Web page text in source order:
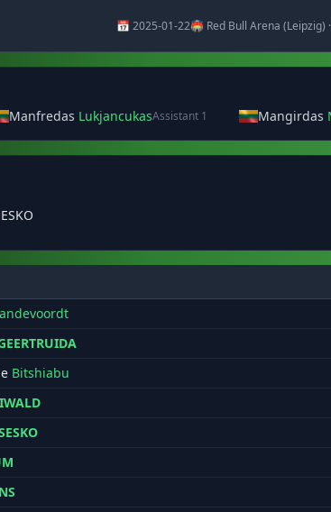
📅 2025-01-22🏟️ Red Bull Arena (Leipzig)
Manfredas LukjancukasAssistant 1 Mangirdas
Bitshiabu